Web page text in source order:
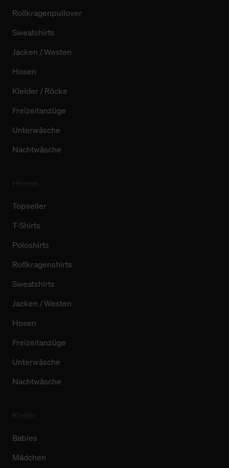
Rollkragenpullover
Sweatshirts
Jacken / Westen
Hosen
Kleider / Röcke
Freizeitanzüge
Unterwäsche
Nachtwäsche
Topseller
T-Shirts
Poloshirts
Rollkragenshirts
Sweatshirts
Jacken / Westen
Hosen
Freizeitanzüge
Unterwäsche
Nachtwäsche
Babies
Mädchen